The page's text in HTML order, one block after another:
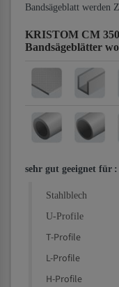
Bandsägeblatt werden
KRISTOM CM
Bandsägeblätter
sehr gut geeignet für :
Stahlblech
U-Profile
T-Profile
L-Profile
H-Profile